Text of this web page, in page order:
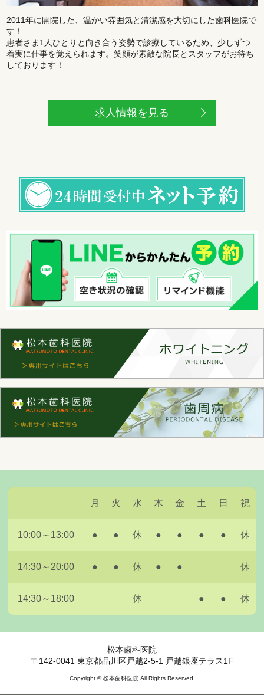
2011年に開院した、温かい雰囲気と清潔感を大切にした歯科医院で
す！
患者さま1人ひとりと向き合う姿勢で診療しているため、少しずつ
着実に仕事を覚えられます。笑顔が素敵な院長とスタッフがお待ち
しております！
求人情報を見る
月 火 水 木 金 土 日 祝
10:00～13:00 ● ● 休 ● ● ● ● 休
14:30～20:00 ● ● 休 ● ● 休
14:30～18:00 休 ● ● 休
松本歯科医院
〒142-0041 東京都品川区戸越2-5-1 戸越銀座テラス1F
Copyright © 松本歯科医院 All Rights Reserved.